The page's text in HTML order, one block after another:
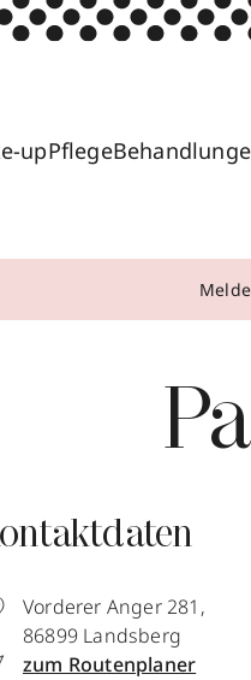
upPflege
Vorderer Anger 281 ,
86899 Landsberg
zum Routenplaner